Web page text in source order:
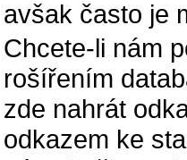
avšak často je
Chcete-li nám
rošířením
zde nahrát
odkazem ke